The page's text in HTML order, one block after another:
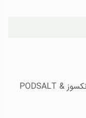
PODSALT &